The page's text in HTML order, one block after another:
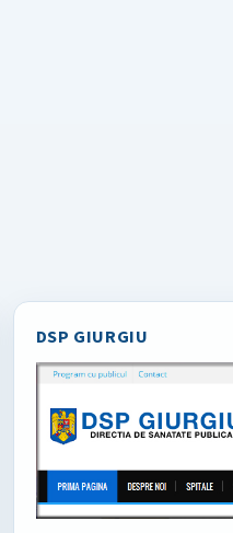
DSP GIURGIU